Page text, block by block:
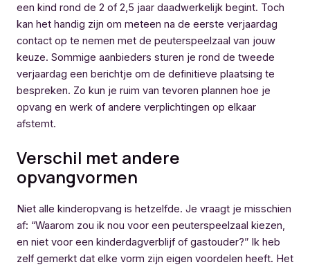
een kind rond de 2 of 2,5 jaar daadwerkelijk begint. Toch
kan het handig zijn om meteen na de eerste verjaardag
contact op te nemen met de peuterspeelzaal van jouw
keuze. Sommige aanbieders sturen je rond de tweede
verjaardag een berichtje om de definitieve plaatsing te
bespreken. Zo kun je ruim van tevoren plannen hoe je
opvang en werk of andere verplichtingen op elkaar
afstemt.
Verschil met andere
opvangvormen
Niet alle kinderopvang is hetzelfde. Je vraagt je misschien
af: “Waarom zou ik nou voor een peuterspeelzaal kiezen,
en niet voor een kinderdagverblijf of gastouder?” Ik heb
zelf gemerkt dat elke vorm zijn eigen voordelen heeft. Het